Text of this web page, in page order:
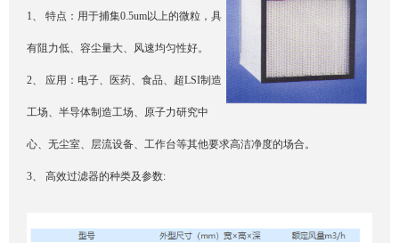
1、 特点：用于捕集0.5um以上的微粒，具
有阻力低、容尘量大、风速均匀性好。
2、 应用：电子、医药、食品、超LSI制造
工场、半导体制造工场、原子力研究中
心、无尘室、层流设备、工作台等其他要求高洁净度的场合。
3、 高效过滤器的种类及参数: